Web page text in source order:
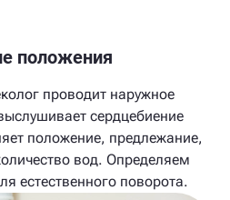
положения
проводит наружное
сердцебиение
положение, предлежание,
вод. Определяем
естественного поворота.